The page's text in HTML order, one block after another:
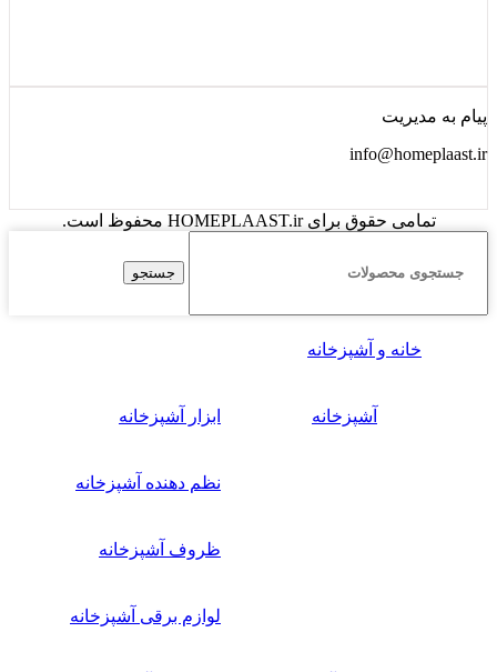
پیام به مدیریت
info@homeplaast.ir
تمامی حقوق برای HOMEPLAAST.ir محفوظ است.
جستجو
خانه و آشپزخانه
آشپزخانه ابزار آشپزخانه
نظم دهنده آشپزخانه
ظروف آشپزخانه
لوازم برقی آشپزخانه